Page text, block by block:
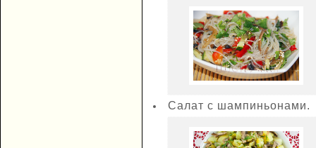
Салат с шампиньонами.